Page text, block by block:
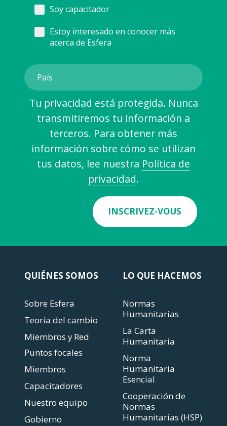
Soy capacitador
Estoy interesado en conocer más
acerca de Esfera
Tu privacidad está protegida. Nunca
transmitiremos tu información a
terceros. Para obtener más
información sobre cómo se utilizan
tus datos, lee nuestra Política de
privacidad.
INSCRIVEZ-VOUS
QUIÉNES SOMOS
Sobre Esfera
Teoría del cambio
Miembros y Red
Puntos focales
Miembros
Capacitadores
Nuestro equipo
Gobierno
LO QUE HACEMOS
Normas
Humanitarias
La Carta
Humanitaria
Norma
Humanitaria
Esencial
Cooperación de
Normas
Humanitarias (HSP)